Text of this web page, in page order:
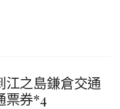
江之島鎌倉交通
票券*4